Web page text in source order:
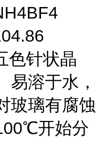
色针状晶
易溶于水，
玻璃有腐蚀
开始分